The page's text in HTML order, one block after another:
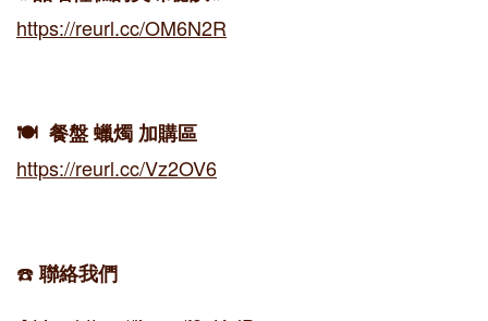
https://reurl.cc/OM6N2R
🍽️ 餐盤 蠟燭 加購區
https://reurl.cc/Vz2OV6
☎️聯絡我們